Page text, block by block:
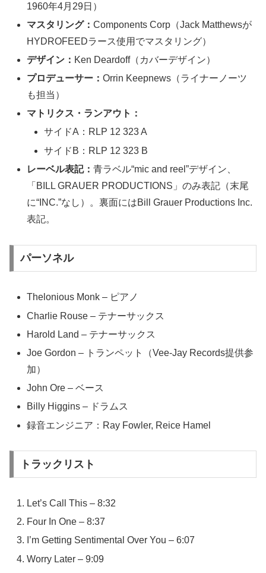
1960年4月29日）
マスタリング：Components Corp（Jack Matthewsが
HYDROFEEDラース使用でマスタリング）
デザイン： Ken Deardoff（カバーデザイン）
プロデューサー：Orrin Keepnews（ライナーノーツ
も担当）
マトリクス・ランアウト：
サイドA：RLP 12 323 A
サイドB：RLP 12 323 B
レーベル表記：青ラベル“mic and reel”デザイン、
「BILL GRAUER PRODUCTIONS」のみ表記（末尾
に“INC.”なし）。裏面にはBill Grauer Productions Inc.
表記。
パーソネル
Thelonious Monk – ピアノ
Charlie Rouse – テナーサックス
Harold Land – テナーサックス
Joe Gordon – トランペット（Vee-Jay Records提供参
加）
John Ore – ベース
Billy Higgins – ドラムス
録音エンジニア：Ray Fowler, Reice Hamel
トラックリスト
Let’s Call This – 8:32
Four In One – 8:37
I’m Getting Sentimental Over You – 6:07
Worry Later – 9:09